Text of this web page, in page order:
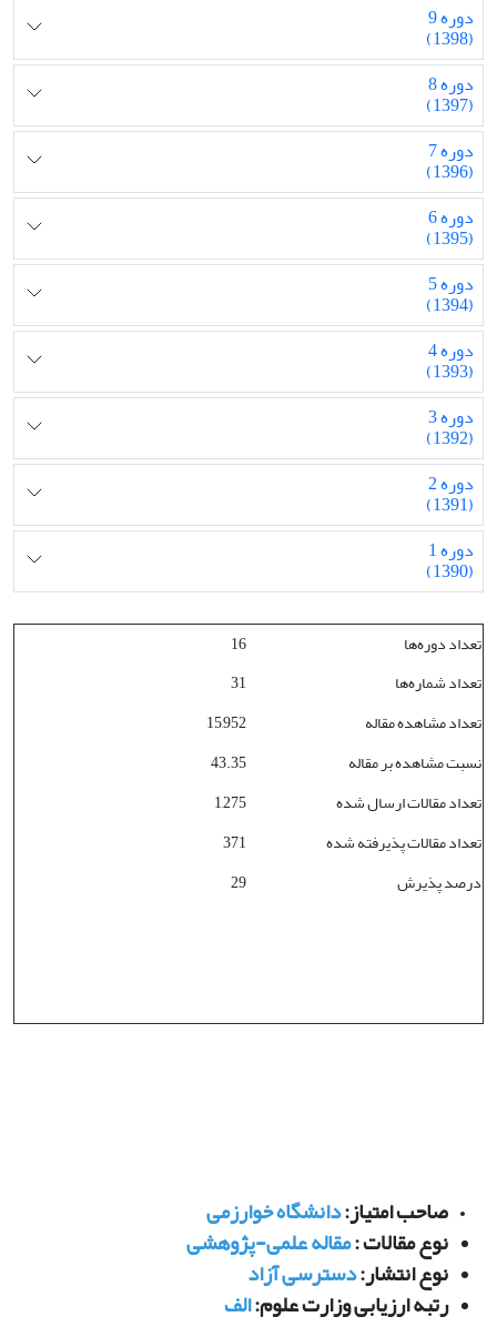
دوره 9
(1398)
دوره 8
(1397)
دوره 7
(1396)
دوره 6
(1395)
دوره 5
(1394)
دوره 4
(1393)
دوره 3
(1392)
دوره 2
(1391)
دوره 1
(1390)
تعداد دوره‌ها
16
تعداد شماره‌ها
31
تعداد مشاهده مقاله
15,952
نسبت مشاهده بر مقاله
43.35
تعداد مقالات ارسال شده
1,275
تعداد مقالات پذیرفته شده
371
درصد پذیرش
29
صاحب امتیاز:دانشگاه خوارزمی
نوع مقالات :مقاله علمی-پژوهشی
نوع انتشار:دسترسی آزاد
رتبه ارزیابی وزارت علوم:الف